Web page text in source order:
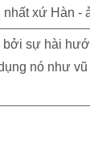
sự hài
nó như